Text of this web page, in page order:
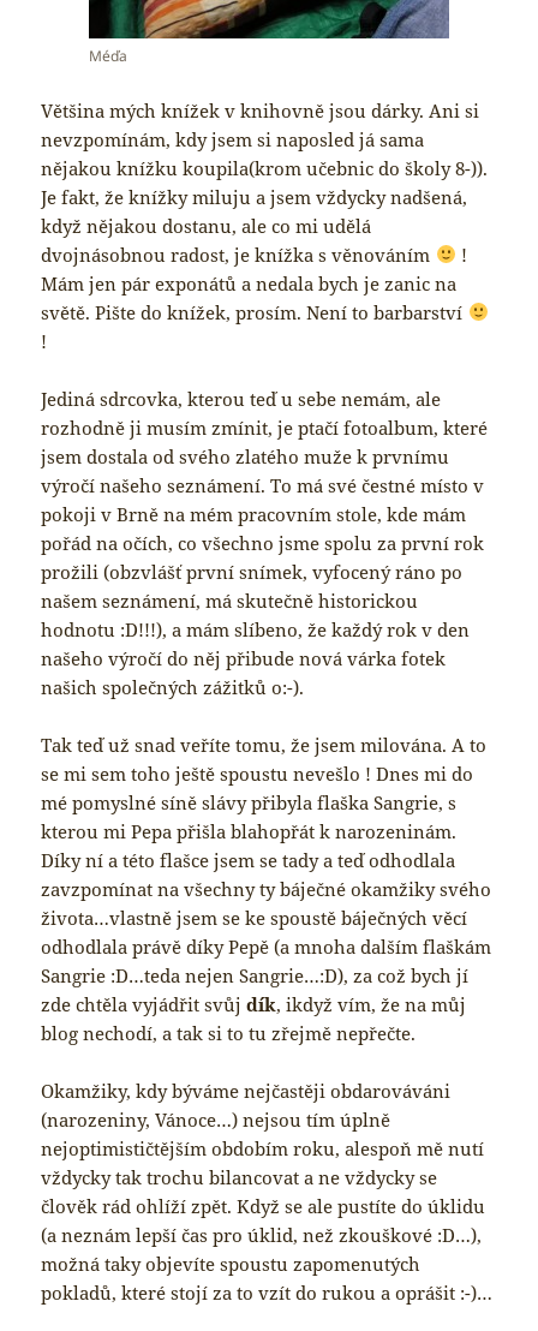
Méďa
Většina mých knížek v knihovně jsou dárky. Ani si
nevzpomínám, kdy jsem si naposled já sama
nějakou knížku koupila(krom učebnic do školy 8-)).
Je fakt, že knížky miluju a jsem vždycky nadšená,
když nějakou dostanu, ale co mi udělá
dvojnásobnou radost, je knížka s věnováním
!
Mám jen pár exponátů a nedala bych je zanic na
světě. Pište do knížek, prosím. Není to barbarství
!
Jediná sdrcovka, kterou teď u sebe nemám, ale
rozhodně ji musím zmínit, je ptačí fotoalbum, které
jsem dostala od svého zlatého muže k prvnímu
výročí našeho seznámení. To má své čestné místo v
pokoji v Brně na mém pracovním stole, kde mám
pořád na očích, co všechno jsme spolu za první rok
prožili (obzvlášť první snímek, vyfocený ráno po
našem seznámení, má skutečně historickou
hodnotu :D!!!), a mám slíbeno, že každý rok v den
našeho výročí do něj přibude nová várka fotek
našich společných zážitků o:-).
Tak teď už snad veříte tomu, že jsem milována. A to
se mi sem toho ještě spoustu nevešlo ! Dnes mi do
mé pomyslné síně slávy přibyla flaška Sangrie, s
kterou mi Pepa přišla blahopřát k narozeninám.
Díky ní a této flašce jsem se tady a teď odhodlala
zavzpomínat na všechny ty báječné okamžiky svého
života…vlastně jsem se ke spoustě báječných věcí
odhodlala právě díky Pepě (a mnoha dalším flaškám
Sangrie :D…teda nejen Sangrie…:D), za což bych jí
zde chtěla vyjádřit svůjdík, ikdyž vím, že na můj
blog nechodí, a tak si to tu zřejmě nepřečte.
Okamžiky, kdy býváme nejčastěji obdarováváni
(narozeniny, Vánoce…) nejsou tím úplně
nejoptimističtějším obdobím roku, alespoň mě nutí
vždycky tak trochu bilancovat a ne vždycky se
člověk rád ohlíží zpět. Když se ale pustíte do úklidu
(a neznám lepší čas pro úklid, než zkouškové :D…),
možná taky objevíte spoustu zapomenutých
pokladů, které stojí za to vzít do rukou a oprášit :-)…